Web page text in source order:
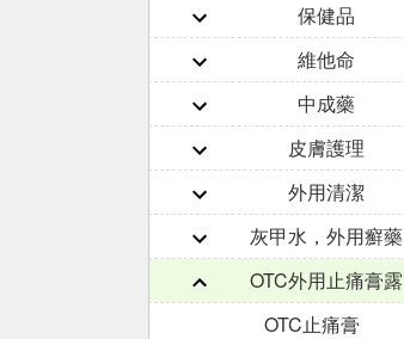
保健品
維他命
中成藥
皮膚護理
外用清潔
灰甲水，外用癬藥
OTC外用止痛膏露
OTC止痛膏